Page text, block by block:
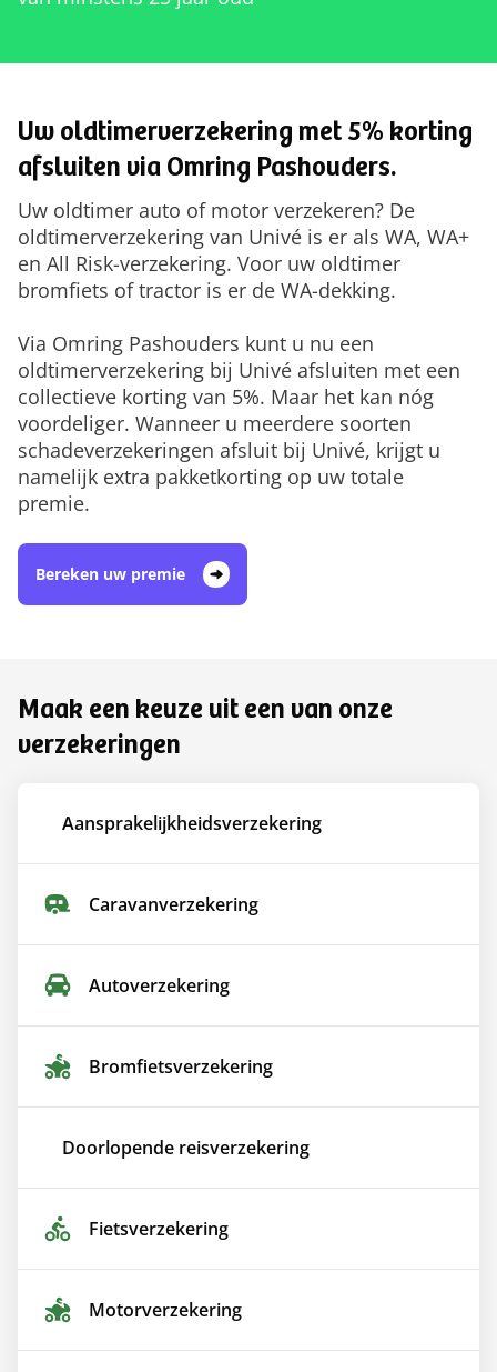
Uw oldtimerverzekering met 5% korting
afsluiten via Omring Pashouders.
Uw oldtimer auto of motor verzekeren? De
oldtimerverzekering van Univé is er als WA, WA+
en All Risk-verzekering. Voor uw oldtimer
bromfiets of tractor is er de WA-dekking.
Via Omring Pashouders kunt u nu een
oldtimerverzekering bij Univé afsluiten met een
collectieve korting van 5%. Maar het kan nóg
voordeliger. Wanneer u meerdere soorten
schadeverzekeringen afsluit bij Univé, krijgt u
namelijk extra pakketkorting op uw totale
premie.
Bereken uw premie
Maak een keuze uit een van onze
verzekeringen
Aansprakelijkheids­verzekering
Caravan­verzekering
Auto­verzekering
Bromfiets­verzekering
Doorlopende reis­verzekering
Fiets­verzekering
Motor­verzekering